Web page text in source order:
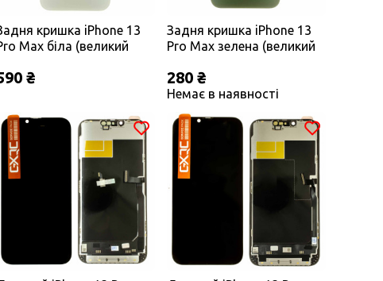
кришка iPhone 13
Max біла (великий
₴
Задня кришка iPhone 13
Pro Max зелена (великий
280 ₴
Немає в наявності